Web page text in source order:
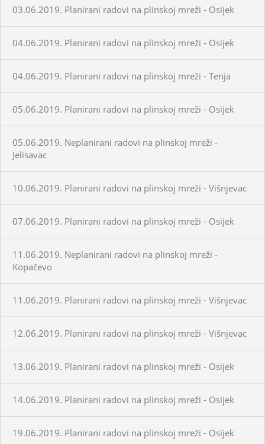
03.06.2019. Planirani radovi na plinskoj mreži - Osijek
04.06.2019. Planirani radovi na plinskoj mreži - Osijek
04.06.2019. Planirani radovi na plinskoj mreži - Tenja
05.06.2019. Planirani radovi na plinskoj mreži - Osijek
05.06.2019. Neplanirani radovi na plinskoj mreži -
Jelisavac
10.06.2019. Planirani radovi na plinskoj mreži - Višnjevac
07.06.2019. Planirani radovi na plinskoj mreži - Osijek
11.06.2019. Neplanirani radovi na plinskoj mreži -
Kopačevo
11.06.2019. Planirani radovi na plinskoj mreži - Višnjevac
12.06.2019. Planirani radovi na plinskoj mreži - Višnjevac
13.06.2019. Planirani radovi na plinskoj mreži - Osijek
14.06.2019. Planirani radovi na plinskoj mreži - Osijek
19.06.2019. Planirani radovi na plinskoj mreži - Osijek